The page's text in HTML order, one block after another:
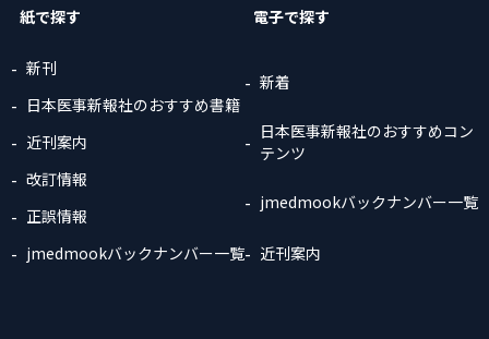
紙で探す
新刊
日本医事新報社のおすすめ書籍
近刊案内
改訂情報
正誤情報
jmedmookバックナンバー一覧
電子で探す
新着
日本医事新報社のおすすめコン
テンツ
jmedmookバックナンバー一覧
近刊案内